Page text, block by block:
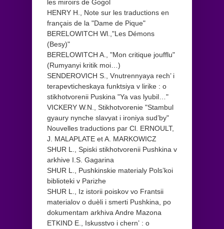
les miroirs de Gogol
HENRY H., Note sur les traductions en
français de la "Dame de Pique"
BERELOWITCH Wl.,"Les Démons
(Besy)"
BERELOWITCH A., "Mon critique joufflu"
(Rumyanyi kritik moi…)
SENDEROVICH S., Vnutrennyaya rech’ i
terapevticheskaya funktsiya v lirike : o
stikhotvorenii Puskina "Ya vas lyubil…"
VICKERY W.N., Stikhotvorenie "Stambul
gyaury nynche slavyat i ironiya sud’by"
Nouvelles traductions par Cl. ERNOULT,
J. MALAPLATE et A. MARKOWICZ
SHUR L., Spiski stikhotvorenii Pushkina v
arkhive I.S. Gagarina
SHUR L., Pushkinskie materialy Pols’koi
biblioteki v Parizhe
SHUR L., Iz istorii poiskov vo Frantsii
materialov o duèli i smerti Pushkina, po
dokumentam arkhiva Andre Mazona
ETKIND E., Iskusstvo i chern’ : o